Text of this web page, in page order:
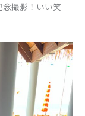
撮影！いい笑